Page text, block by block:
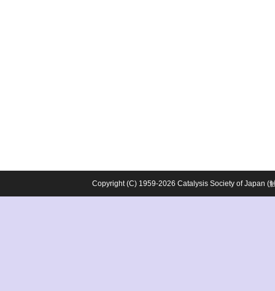
Copyright (C) 1959-2026 Catalysis Society of Japan (